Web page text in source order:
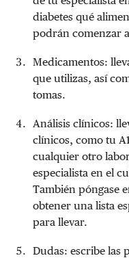
diabetes qué
podrán comenzar
Medicamentos:
que utilizas, así
tomas.
Análisis clínicos:
clínicos, como tu
cualquier otro
especialista en el
También póngase
obtener una lista
para llevar.
Dudas: escribe las